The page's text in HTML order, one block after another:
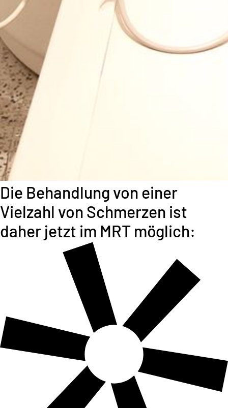
Die Behandlung von einer
Vielzahl von Schmerzen ist
daher jetzt im MRT möglich: